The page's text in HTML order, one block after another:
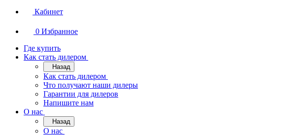
Кабинет
0 Избранное
Где купить
Как стать дилером
Назад
Как стать дилером
Что получают наши дилеры
Гарантии для дилеров
Напишите нам
О нас
Назад
О нас